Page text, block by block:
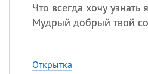
Что всегда хочу узнать я
Мудрый добрый твой
Открытка